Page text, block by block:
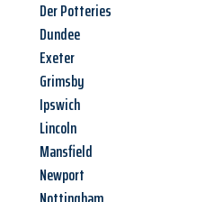
Der Potteries
Dundee
Exeter
Grimsby
Ipswich
Lincoln
Mansfield
Newport